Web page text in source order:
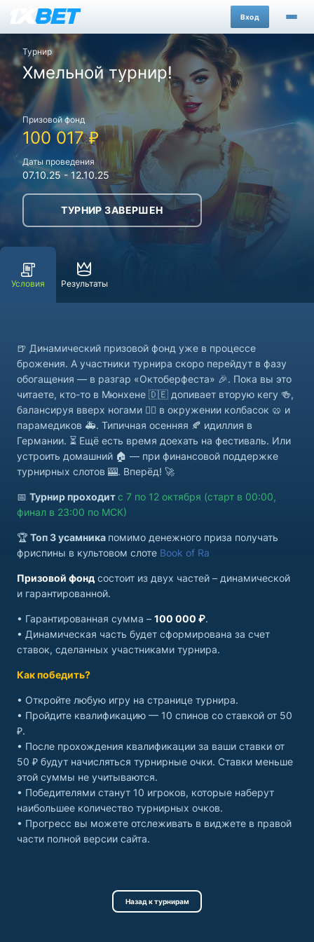
Вход
Турнир
Хмельной турнир!
Призовой фонд
100 017 ₽
Даты проведения
07.10.25-12.10.25
ТУРНИР ЗАВЕРШЕН
Условия Результаты
🍺 Динамический призовой фонд уже в процессе
брожения. А участники турнира скоро перейдут в фазу
обогащения — в разгар «Октоберфеста» 🎉. Пока вы это
читаете, кто-то в Мюнхене 🇩🇪 допивает вторую кегу 🍻,
балансируя вверх ногами 🤸‍♂️ в окружении колбасок 🥨 и
парамедиков 🚑. Типичная осенняя 🍂 идиллия в
Германии. ⏳ Ещё есть время доехать на фестиваль. Или
устроить домашний 🏠 — при финансовой поддержке
турнирных слотов 🎰. Вперёд! 🚀
📅 Турнир проходитс 7 по 12 октября (старт в 00:00,
финал в 23:00 по МСК)
🏆 Топ 3 усамника помимо денежного приза получать
фриспины в культовом слоте Book of Ra
Призовой фонд состоит из двух частей – динамической
и гарантированной.
• Гарантированная сумма – 100 000 ₽.
• Динамическая часть будет сформирована за счет
ставок, сделанных участниками турнира.
Как победить?
• Откройте любую игру на странице турнира.
• Пройдите квалификацию — 10 спинов со ставкой от 50
₽.
• После прохождения квалификации за ваши ставки от
50 ₽ будут начисляться турнирные очки. Ставки меньше
этой суммы не учитываются.
• Победителями станут 10 игроков, которые наберут
наибольшее количество турнирных очков.
• Прогресс вы можете отслеживать в виджете в правой
части полной версии сайта.
Назад к турнирам